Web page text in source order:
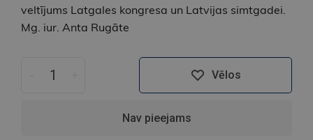
veltījums Latgales kongresa un Latvijas simtgadei.
Mg. iur. Anta Rugāte
Vēlos
Nav pieejams